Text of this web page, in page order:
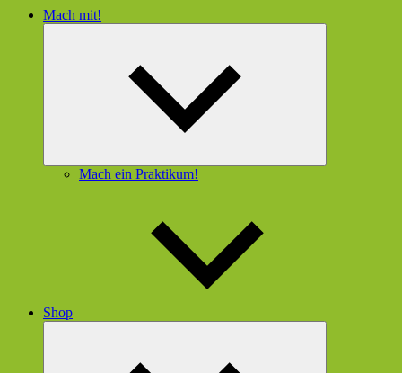
Mach mit!
Mach ein Praktikum!
Shop